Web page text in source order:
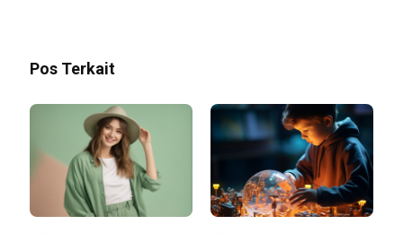
Pos Terkait